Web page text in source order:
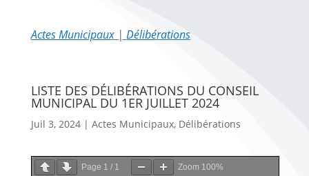
Actes Municipaux| Délibérations
LISTE DES DÉLIBÉRATIONS DU CONSEIL
MUNICIPAL DU 1ER JUILLET 2024
Juil 3, 2024| Actes Municipaux, Délibérations
Page 1 / 1 Zoom 100%